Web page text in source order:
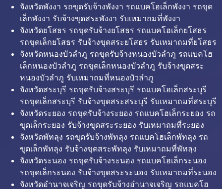
จังหวัดพังงา รถขุดรับจ้างพังงา รถแบคโฮเล็กพังงา รถขุด
เล็กพังงา รับจ้างขุดสระพังงา รับเหมาถมที่พังงา
จังหวัดยโสธร รถขุดรับจ้างยโสธร รถแบคโฮเล็กยโสธร
รถขุดเล็กยโสธร รับจ้างขุดสระยโสธร รับเหมาถมที่ยโสธร
จังหวัดหนองบัวลำภู รถขุดรับจ้างหนองบัวลำภู รถแบคโฮ
เล็กหนองบัวลำภู รถขุดเล็กหนองบัวลำภู รับจ้างขุดสระ
หนองบัวลำภู รับเหมาถมที่หนองบัวลำภู
จังหวัดสระบุรี รถขุดรับจ้างสระบุรี รถแบคโฮเล็กสระบุรี
รถขุดเล็กสระบุรี รับจ้างขุดสระสระบุรี รับเหมาถมที่สระบุรี
จังหวัดระยอง รถขุดรับจ้างระยอง รถแบคโฮเล็กระยอง รถ
ขุดเล็กระยอง รับจ้างขุดสระระยอง รับเหมาถมที่ระยอง
จังหวัดพัทลุง รถขุดรับจ้างพัทลุง รถแบคโฮเล็กพัทลุง รถ
ขุดเล็กพัทลุง รับจ้างขุดสระพัทลุง รับเหมาถมที่พัทลุง
จังหวัดระนอง รถขุดรับจ้างระนอง รถแบคโฮเล็กระนอง
รถขุดเล็กระนอง รับจ้างขุดสระระนอง รับเหมาถมที่ระนอง
จังหวัดอำนาจเจริญ รถขุดรับจ้างอำนาจเจริญ รถแบคโฮ